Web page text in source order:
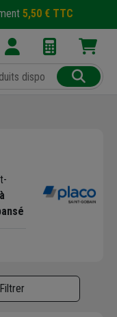
5,50 € TTC
en